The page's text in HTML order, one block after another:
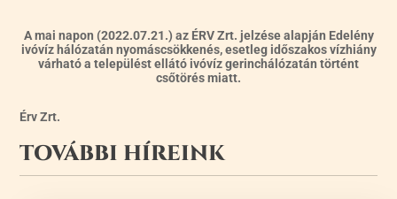
A mai napon (2022.07.21.) az ÉRV Zrt. jelzése alapján Edelény
ivóvíz hálózatán nyomáscsökkenés, esetleg időszakos vízhiány
várható a települést ellátó ivóvíz gerinchálózatán történt
csőtörés miatt.
Érv Zrt.
TOVÁBBI HÍREINK